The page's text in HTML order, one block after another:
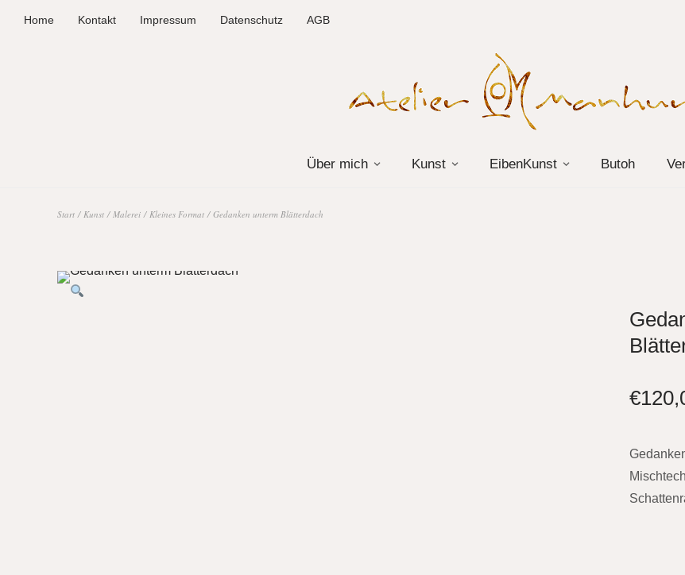
Home Kontakt Impressum Datenschutz AGB
Über mich Kunst EibenKunst Butoh
Start / Kunst / Malerei / Kleines Format / Gedanken unterm Blätterdach
€